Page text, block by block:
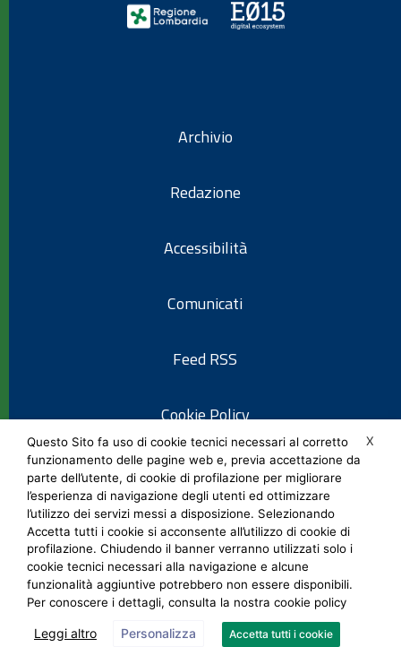
Archivio
Redazione
Accessibilità
Comunicati
Feed RSS
Cookie Policy
Informativa privacy
Note legali
Social Media Policy
X
Questo Sito fa uso di cookie tecnici necessari al corretto
funzionamento delle pagine web e, previa accettazione da
parte dell’utente, di cookie di profilazione per migliorare
l’esperienza di navigazione degli utenti ed ottimizzare
l’utilizzo dei servizi messi a disposizione. Selezionando
Accetta tutti i cookie si acconsente all’utilizzo di cookie di
profilazione. Chiudendo il banner verranno utilizzati solo i
cookie tecnici necessari alla navigazione e alcune
funzionalità aggiuntive potrebbero non essere disponibili.
Per conoscere i dettagli, consulta la nostra cookie policy
Leggi altro Personalizza Accetta tutti i cookie